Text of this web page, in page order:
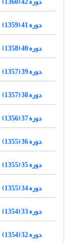
دوره 41 (1359)
دوره 40 (1358)
دوره 39 (1357)
دوره 38 (1357)
دوره 37 (1356)
دوره 36 (1355)
دوره 35 (1355)
دوره 34 (1355)
دوره 33 (1354)
دوره 32 (1354)